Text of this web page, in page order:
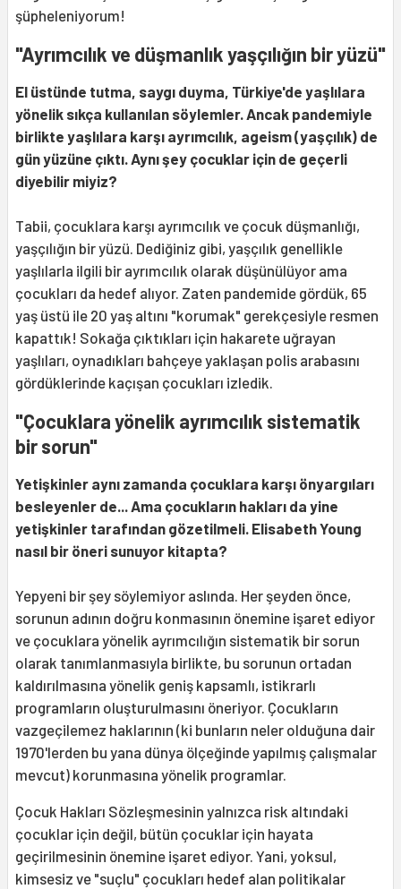
şüpheleniyorum!
"Ayrımcılık ve düşmanlık yaşçılığın bir yüzü"
El üstünde tutma, saygı duyma, Türkiye'de yaşlılara
yönelik sıkça kullanılan söylemler. Ancak pandemiyle
birlikte yaşlılara karşı ayrımcılık, ageism (yaşçılık) de
gün yüzüne çıktı. Aynı şey çocuklar için de geçerli
diyebilir miyiz?
Tabii, çocuklara karşı ayrımcılık ve çocuk düşmanlığı,
yaşçılığın bir yüzü. Dediğiniz gibi, yaşçılık genellikle
yaşlılarla ilgili bir ayrımcılık olarak düşünülüyor ama
çocukları da hedef alıyor. Zaten pandemide gördük, 65
yaş üstü ile 20 yaş altını "korumak" gerekçesiyle resmen
kapattık! Sokağa çıktıkları için hakarete uğrayan
yaşlıları, oynadıkları bahçeye yaklaşan polis arabasını
gördüklerinde kaçışan çocukları izledik.
"Çocuklara yönelik ayrımcılık sistematik
bir sorun"
Yetişkinler aynı zamanda çocuklara karşı önyargıları
besleyenler de... Ama çocukların hakları da yine
yetişkinler tarafından gözetilmeli. Elisabeth Young
nasıl bir öneri sunuyor kitapta?
Yepyeni bir şey söylemiyor aslında. Her şeyden önce,
sorunun adının doğru konmasının önemine işaret ediyor
ve çocuklara yönelik ayrımcılığın sistematik bir sorun
olarak tanımlanmasıyla birlikte, bu sorunun ortadan
kaldırılmasına yönelik geniş kapsamlı, istikrarlı
programların oluşturulmasını öneriyor. Çocukların
vazgeçilemez haklarının (ki bunların neler olduğuna dair
1970'lerden bu yana dünya ölçeğinde yapılmış çalışmalar
mevcut) korunmasına yönelik programlar.
Çocuk Hakları Sözleşmesinin yalnızca risk altındaki
çocuklar için değil, bütün çocuklar için hayata
geçirilmesinin önemine işaret ediyor. Yani, yoksul,
kimsesiz ve "suçlu" çocukları hedef alan politikalar